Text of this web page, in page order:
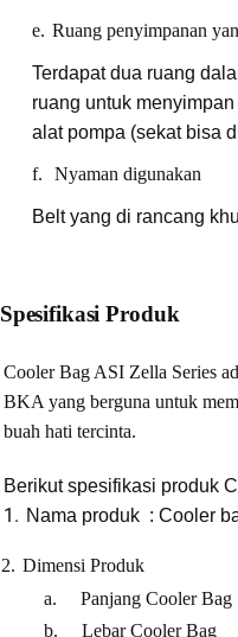
e. Ruang penyimpanan
Terdapat dua ruang
ruang untuk
alat pompa (sekat bisa
f. Nyaman digunakan
Belt yang di rancang
Spesifikasi Produk
Cooler Bag ASI Zella Series
BKA yang berguna untuk
buah hati tercinta.
Berikut spesifikasi produk
1. Nama produk : Cooler
Dimensi Produk
a.
Panjang Cooler
b.
Lebar Cooler